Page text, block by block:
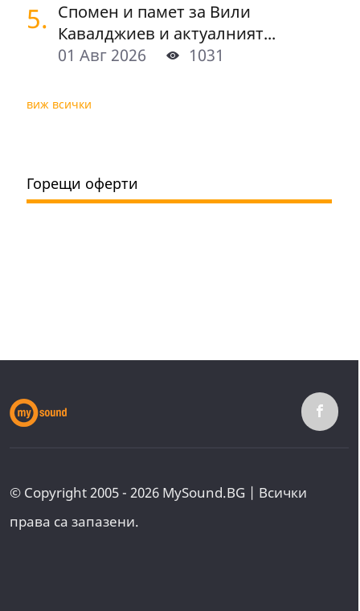
5. Спомен и памет за Вили
Кавалджиев и актуалният...
01 Авг 2026
1031
виж всички
Горещи оферти
© Copyright 2005 - 2026 MySound.BG | Всички
права са запазени.